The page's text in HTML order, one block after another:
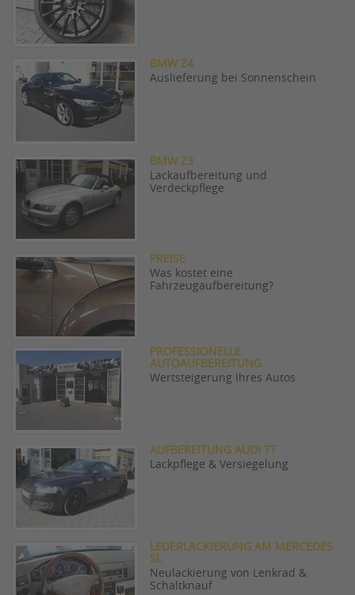
BMW Z4
Auslieferung bei Sonnenschein
BMW Z3
Lackaufbereitung und
Verdeckpflege
PREISE
Was kostet eine
Fahrzeugaufbereitung?
PROFESSIONELLE
AUTOAUFBEREITUNG
Wertsteigerung Ihres Autos
AUFBEREITUNG AUDI TT
Lackpflege & Versiegelung
LEDERLACKIERUNG AM MERCEDES
SL
Neulackierung von Lenkrad &
Schaltknauf